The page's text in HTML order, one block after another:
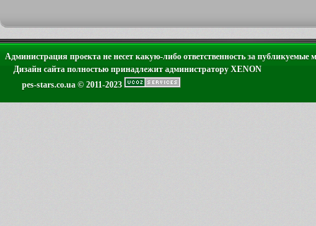
Администрация проекта не несет какую-либо ответственность за публикуемые
Дизайн сайта полностью принадлежит администратору XENON
pes-stars.co.ua © 2011-2023